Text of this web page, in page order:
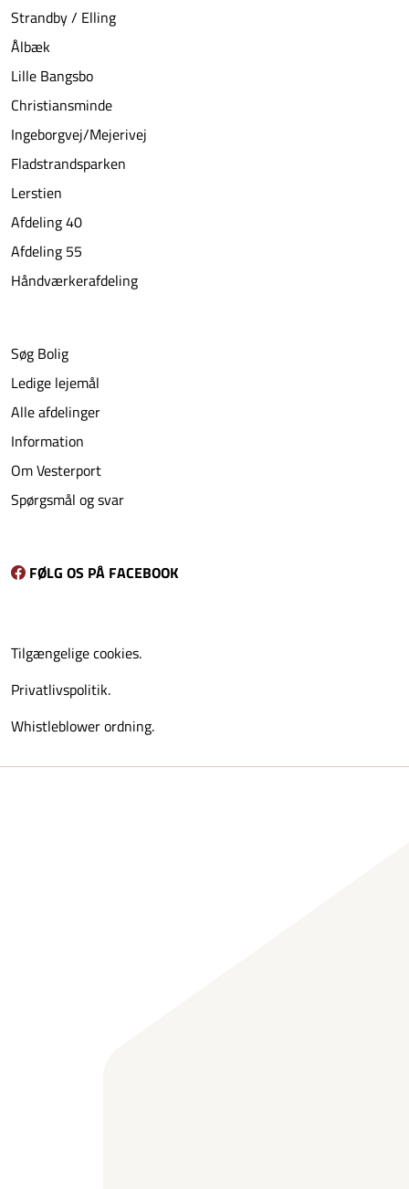
Strandby / Elling
Ålbæk
Lille Bangsbo
Christiansminde
Ingeborgvej/Mejerivej
Fladstrandsparken
Lerstien
Afdeling 40
Afdeling 55
Håndværkerafdeling
Søg Bolig
Ledige lejemål
Alle afdelinger
Information
Om Vesterport
Spørgsmål og svar
FØLG OS PÅ FACEBOOK
Tilgængelige cookies.
Privatlivspolitik.
Whistleblower ordning.